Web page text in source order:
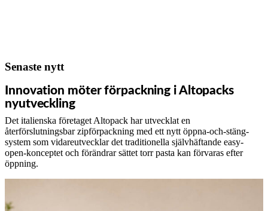
Senaste nytt
Innovation möter förpackning i Altopacks
nyutveckling
Det italienska företaget Altopack har utvecklat en
återförslutningsbar zipförpackning med ett nytt öppna-och-stäng-
system som vidareutvecklar det traditionella självhäftande easy-
open-konceptet och förändrar sättet torr pasta kan förvaras efter
öppning.